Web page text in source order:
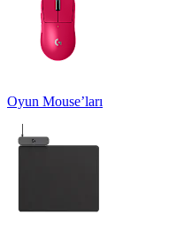
Oyun Mouse’ları